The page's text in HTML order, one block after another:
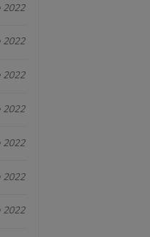
2022
2022
2022
2022
2022
2022
2022